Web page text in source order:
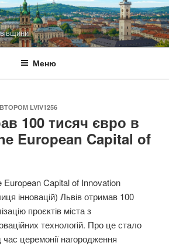
Меню
LVIV1256
100 тисяч євро в
European Capital of
European Capital of Innovation
інновацій) Львів отримав 100
проєктів міста з
технологій. Про це стало
час церемонії нагородження